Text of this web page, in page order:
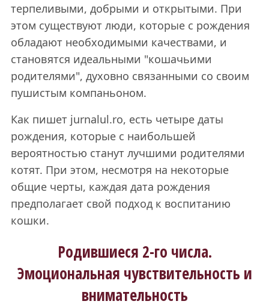
терпеливыми, добрыми и открытыми. При
этом существуют люди, которые с рождения
обладают необходимыми качествами, и
становятся идеальными "кошачьими
родителями", духовно связанными со своим
пушистым компаньоном.
Как пишет jurnalul.ro, есть четыре даты
рождения, которые с наибольшей
вероятностью станут лучшими родителями
котят. При этом, несмотря на некоторые
общие черты, каждая дата рождения
предполагает свой подход к воспитанию
кошки.
Родившиеся 2-го числа.
Эмоциональная чувствительность и
внимательность